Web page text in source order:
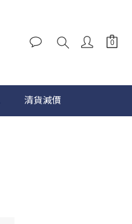
清貨減價